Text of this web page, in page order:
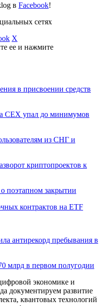
в Facebook!
сетях
X
ее и нажмите
в присвоении средств
CEX упал до минимумов
из СНГ и
криптопроектов к
поэтапном закрытии
контрактов на ETF
антирекорд пребывания в
млрд в первом полугодии
экономике и
документируем развитие
квантовых технологий